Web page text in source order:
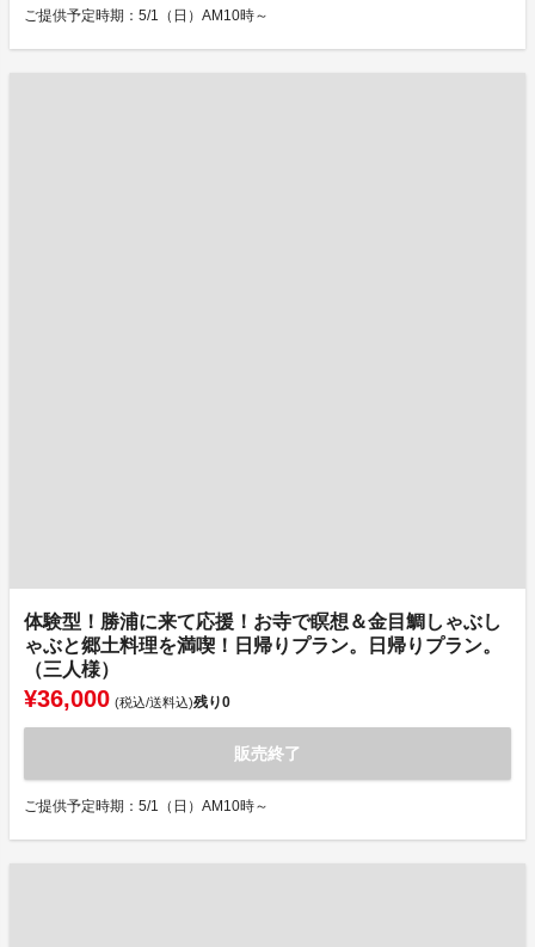
ご提供予定時期：5/1（日）AM10時～
体験型！勝浦に来て応援！お寺で瞑想＆金目鯛しゃぶし
ゃぶと郷土料理を満喫！日帰りプラン。日帰りプラン。
（三人様）
¥36,000 (税込/送料込)残り0
販売終了
ご提供予定時期：5/1（日）AM10時～